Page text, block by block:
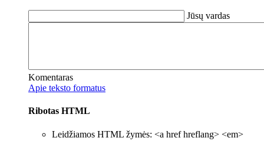
Jūsų vardas
Komentaras
Apie teksto formatus
Ribotas HTML
Leidžiamos HTML žymės: <a href hreflang> <em>